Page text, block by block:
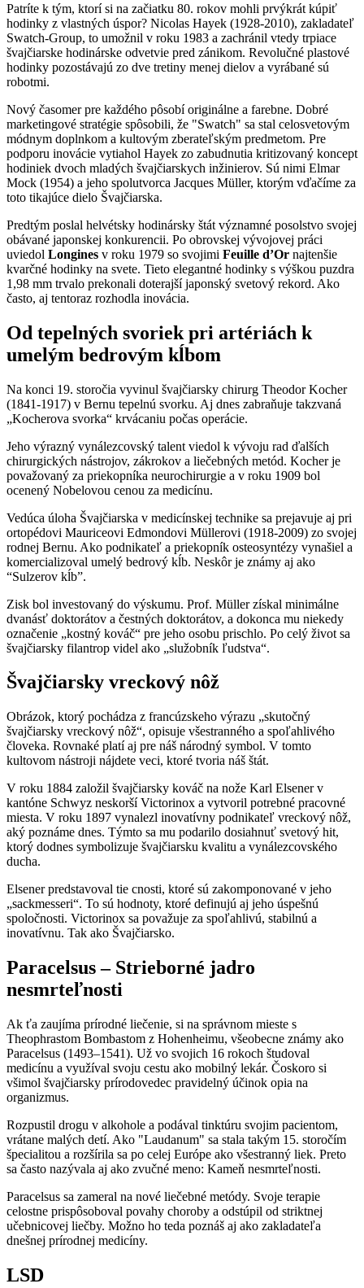
Patríte k tým, ktorí si na začiatku 80. rokov mohli prvýkrát kúpiť
hodinky z vlastných úspor? Nicolas Hayek (1928-2010), zakladateľ
Swatch-Group, to umožnil v roku 1983 a zachránil vtedy trpiace
švajčiarske hodinárske odvetvie pred zánikom. Revolučné plastové
hodinky pozostávajú zo dve tretiny menej dielov a vyrábané sú
robotmi.
Nový časomer pre každého pôsobí originálne a farebne. Dobré
marketingové stratégie spôsobili, že "Swatch" sa stal celosvetovým
módnym doplnkom a kultovým zberateľským predmetom. Pre
podporu inovácie vytiahol Hayek zo zabudnutia kritizovaný koncept
hodiniek dvoch mladých švajčiarskych inžinierov. Sú nimi Elmar
Mock (1954) a jeho spolutvorca Jacques Müller, ktorým vďačíme za
toto tikajúce dielo Švajčiarska.
Predtým poslal helvétsky hodinársky štát významné posolstvo svojej
obávané japonskej konkurencii. Po obrovskej vývojovej práci
uviedol Longines v roku 1979 so svojimi Feuille d’Or najtenšie
kvarčné hodinky na svete. Tieto elegantné hodinky s výškou puzdra
1,98 mm trvalo prekonali doterajší japonský svetový rekord. Ako
často, aj tentoraz rozhodla inovácia.
Od tepelných svoriek pri artériách k
umelým bedrovým kĺbom
Na konci 19. storočia vyvinul švajčiarsky chirurg Theodor Kocher
(1841-1917) v Bernu tepelnú svorku. Aj dnes zabraňuje takzvaná
„Kocherova svorka“ krvácaniu počas operácie.
Jeho výrazný vynálezcovský talent viedol k vývoju rad ďalších
chirurgických nástrojov, zákrokov a liečebných metód. Kocher je
považovaný za priekopníka neurochirurgie a v roku 1909 bol
ocenený Nobelovou cenou za medicínu.
Vedúca úloha Švajčiarska v medicínskej technike sa prejavuje aj pri
ortopédovi Mauriceovi Edmondovi Müllerovi (1918-2009) zo svojej
rodnej Bernu. Ako podnikateľ a priekopník osteosyntézy vynašiel a
komercializoval umelý bedrový kĺb. Neskôr je známy aj ako
“Sulzerov kĺb”.
Zisk bol investovaný do výskumu. Prof. Müller získal minimálne
dvanásť doktorátov a čestných doktorátov, a dokonca mu niekedy
označenie „kostný kováč“ pre jeho osobu prischlo. Po celý život sa
švajčiarsky filantrop videl ako „služobník ľudstva“.
Švajčiarsky vreckový nôž
Obrázok, ktorý pochádza z francúzskeho výrazu „skutočný
švajčiarsky vreckový nôž“, opisuje všestranného a spoľahlivého
človeka. Rovnaké platí aj pre náš národný symbol. V tomto
kultovom nástroji nájdete veci, ktoré tvoria náš štát.
V roku 1884 založil švajčiarsky kováč na nože Karl Elsener v
kantóne Schwyz neskorší Victorinox a vytvoril potrebné pracovné
miesta. V roku 1897 vynalezl inovatívny podnikateľ vreckový nôž,
aký poznáme dnes. Týmto sa mu podarilo dosiahnuť svetový hit,
ktorý dodnes symbolizuje švajčiarsku kvalitu a vynálezcovského
ducha.
Elsener predstavoval tie cnosti, ktoré sú zakomponované v jeho
„sackmesseri“. To sú hodnoty, ktoré definujú aj jeho úspešnú
spoločnosti. Victorinox sa považuje za spoľahlivú, stabilnú a
inovatívnu. Tak ako Švajčiarsko.
Paracelsus – Strieborné jadro
nesmrteľnosti
Ak ťa zaujíma prírodné liečenie, si na správnom mieste s
Theophrastom Bombastom z Hohenheimu, všeobecne známy ako
Paracelsus (1493–1541). Už vo svojich 16 rokoch študoval
medicínu a využíval svoju cestu ako mobilný lekár. Čoskoro si
všimol švajčiarsky prírodovedec pravidelný účinok opia na
organizmus.
Rozpustil drogu v alkohole a podával tinktúru svojim pacientom,
vrátane malých detí. Ako "Laudanum" sa stala takým 15. storočím
špecialitou a rozšírila sa po celej Európe ako všestranný liek. Preto
sa často nazývala aj ako zvučné meno: Kameň nesmrteľnosti.
Paracelsus sa zameral na nové liečebné metódy. Svoje terapie
celostne prispôsoboval povahy choroby a odstúpil od striktnej
učebnicovej liečby. Možno ho teda poznáš aj ako zakladateľa
dnešnej prírodnej medicíny.
LSD